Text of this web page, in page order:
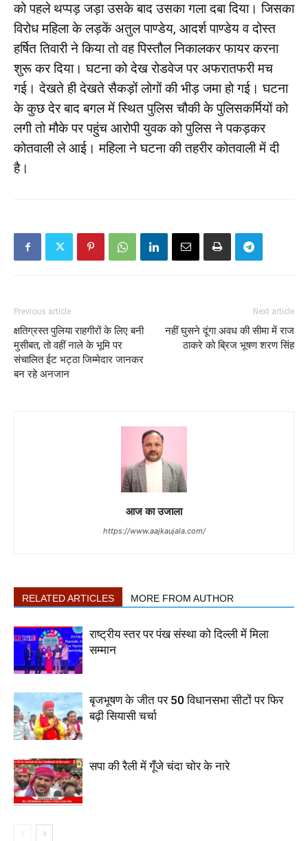
को पहले थप्पड़ जड़ा उसके बाद उसका गला दबा दिया। जिसका
विरोध महिला के लड़कें अतुल पाण्डेय, आदर्श पाण्डेय व दोस्त
हर्षित तिवारी ने किया तो वह पिस्तौल निकालकर फायर करना
शुरू कर दिया। घटना को देख रोडवेज पर अफरातफरी मच
गई। देखते ही देखते सैकड़ों लोगों की भीड़ जमा हो गई। घटना
के कुछ देर बाद बगल में स्थित पुलिस चौकी के पुलिसकर्मियों को
लगी तो मौके पर पहुंच आरोपी युवक को पुलिस ने पकड़कर
कोतवाली ले आई। महिला ने घटना की तहरीर कोतवाली में दी
है।
Previous article
क्षतिग्रस्त पुलिया राहगीरों के लिए बनी
मुसीबत, तो वहीं नाले के भूमि पर
संचालित ईट भट्ठा जिम्मेदार जानकर
बन रहे अनजान
Next article
नहीं घुसने दूंगा अवध की सीमा में राज
ठाकरे को ब्रिज भूषण शरण सिंह
आज का उजाला
https://www.aajkaujala.com/
RELATED ARTICLES MORE FROM AUTHOR
राष्ट्रीय स्तर पर पंख संस्था को दिल्ली में मिला
सम्मान
बृजभूषण के जीत पर 50 विधानसभा सीटों पर फिर
बढ़ी सियासी चर्चा
सपा की रैली में गूँजे चंदा चोर के नारे